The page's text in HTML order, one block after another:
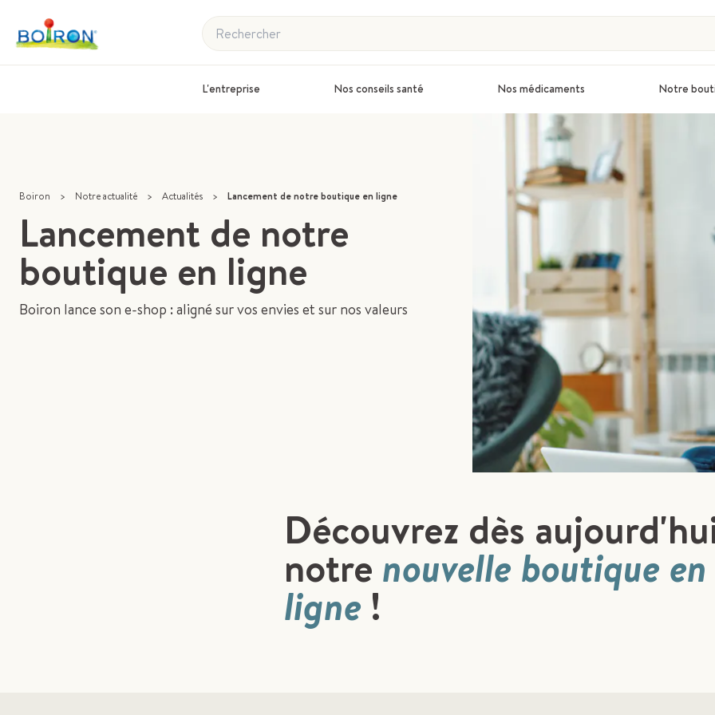
Rechercher
L'entreprise Nos conseils santé Nos médicaments Notre
Boiron > Notre actualité > Actualités > Lancement de notre boutique en ligne
Lancement de notre
boutique en ligne
Boiron lance son e-shop : aligné sur vos envies et sur nos valeurs
Découvrez dès
notre nouvelle boutique en
ligne !